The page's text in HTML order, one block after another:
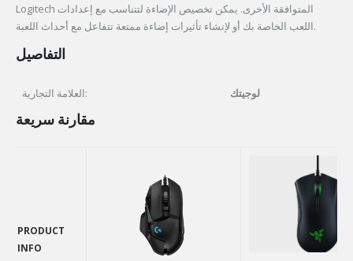
Logitech المتوافقة الأخرى. يمكن تخصيص الإضاءة لتتناسب مع إعدادات
اللعب الخاصة بك أو لإنشاء تأثيرات إضاءة ممتعة تتفاعل مع أحداث اللعبة.
التفاصيل
العلامة التجارية: لوجيتك
مقارنة سريعة
PRODUCT
INFO